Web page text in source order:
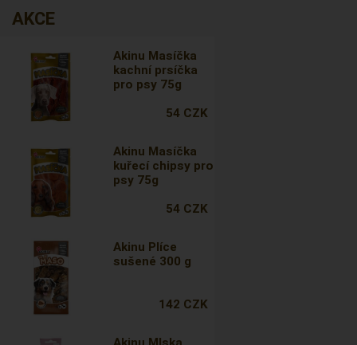
AKCE
Akinu Masíčka
kachní prsíčka
pro psy 75g
54 CZK
Akinu Masíčka
kuřecí chipsy pro
psy 75g
54 CZK
Akinu Plíce
sušené 300 g
142 CZK